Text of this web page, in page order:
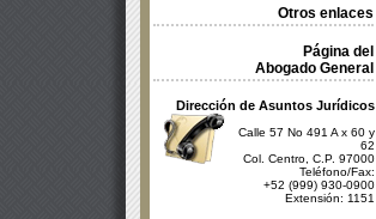
Otros enlaces
Página del
Abogado General
Dirección de Asuntos Jurídicos
Calle 57 No 491 A x 60 y
62
Col. Centro, C.P. 97000
Teléfono/Fax:
+52 (999) 930-0900
Extensión: 1151